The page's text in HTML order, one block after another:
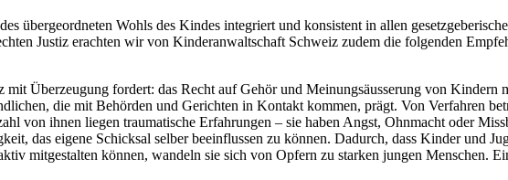
übergeordneten Wohls des Kindes integriert und konsistent in allen
Justiz erachten wir von Kinderanwaltschaft Schweiz zudem die folgenden
Überzeugung fordert: das Recht auf Gehör und Meinungsäusserung von Kindern
die mit Behörden und Gerichten in Kontakt kommen, prägt. Von Verfahren
von ihnen liegen traumatische Erfahrungen – sie haben Angst, Ohnmacht oder
das eigene Schicksal selber beeinflussen zu können. Dadurch, dass Kinder und
mitgestalten können, wandeln sie sich von Opfern zu starken jungen Menschen.